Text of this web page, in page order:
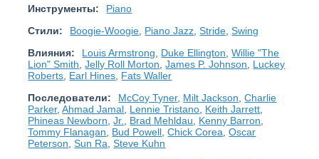
Инструменты:
Piano
Стили:
Boogie-Woogie Piano Jazz ,Stride ,Swing
Влияния:
Louis Armstrong Duke Ellington ,Willie "The
Lion" Smith ,Jelly Roll Morton ,James P. Johnson
Luckey
Roberts Earl Hines Fats Waller
Последователи:
McCoy Tyner, Milt Jackson ,Charlie
Parker,Ahmad Jamal Lennie Tristano Keith Jarrett
Phineas Newborn ,Jr. Brad Mehldau Kenny Barron
Tommy Flanagan
Bud Powell ,Chick Corea ,Oscar
Peterson ,Sun Ra ,Steve Kuhn